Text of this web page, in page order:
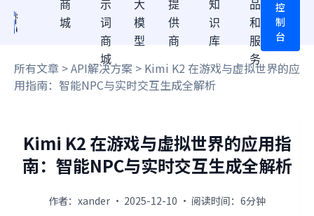
商
城
示
词
商
城
大
模
型
提
供
商
知
识
库
品
和
服
务
控
制
台
所有文章 >API解决方案 > Kimi K2 在游戏与虚拟世界的应
用指南：智能NPC与实时交互生成全解析
Kimi K2 在游戏与虚拟世界的应用指
南：智能NPC与实时交互生成全解析
作者：xander · 2025-12-10 · 阅读时间：6分钟